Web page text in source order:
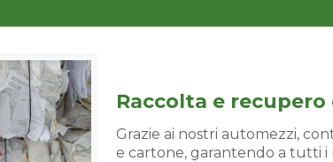
Raccolta e
Grazie ai nostri automezzi,
e cartone, garantendo a tutti i